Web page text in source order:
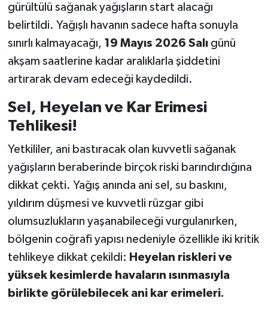
gürültülü sağanak yağışların start alacağı
belirtildi. Yağışlı havanın sadece hafta sonuyla
sınırlı kalmayacağı, 19 Mayıs 2026 Salıgünü
akşam saatlerine kadar aralıklarla şiddetini
artırarak devam edeceği kaydedildi.
Sel, Heyelan ve Kar Erimesi
Tehlikesi!
Yetkililer, ani bastıracak olan kuvvetli sağanak
yağışların beraberinde birçok riski barındırdığına
dikkat çekti. Yağış anında ani sel, su baskını,
yıldırım düşmesi ve kuvvetli rüzgar gibi
olumsuzlukların yaşanabileceği vurgulanırken,
bölgenin coğrafi yapısı nedeniyle özellikle iki kritik
tehlikeye dikkat çekildi: Heyelan riskleri ve
yüksek kesimlerde havaların ısınmasıyla
birlikte görülebilecek ani kar erimeleri.